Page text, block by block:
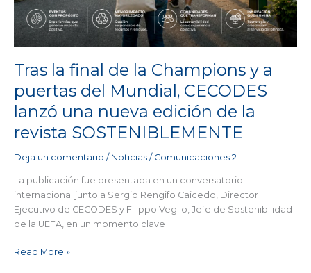
Tras la final de la Champions y a
puertas del Mundial, CECODES
lanzó una nueva edición de la
revista SOSTENIBLEMENTE
Deja un comentario / Noticias/ Comunicaciones 2
La publicación fue presentada en un conversatorio
internacional junto a Sergio Rengifo Caicedo, Director
Ejecutivo de CECODES y Filippo Veglio, Jefe de Sostenibilidad
de la UEFA, en un momento clave
Read More »